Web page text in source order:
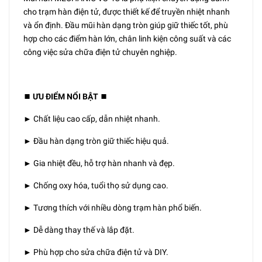
cho trạm hàn điện tử, được thiết kế để truyền nhiệt nhanh
và ổn định. Đầu mũi hàn dạng tròn giúp giữ thiếc tốt, phù
hợp cho các điểm hàn lớn, chân linh kiện công suất và các
công việc sửa chữa điện tử chuyên nghiệp.
⏹️ ƯU ĐIỂM NỔI BẬT ⏹️
► Chất liệu cao cấp, dẫn nhiệt nhanh.
► Đầu hàn dạng tròn giữ thiếc hiệu quả.
► Gia nhiệt đều, hỗ trợ hàn nhanh và đẹp.
► Chống oxy hóa, tuổi thọ sử dụng cao.
► Tương thích với nhiều dòng trạm hàn phổ biến.
► Dễ dàng thay thế và lắp đặt.
► Phù hợp cho sửa chữa điện tử và DIY.